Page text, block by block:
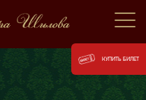
КУПИТЬ БИЛЕТ